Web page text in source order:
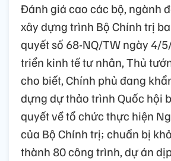
Đánh giá cao các bộ, ngành
xây dựng trình Bộ Chính trị
quyết số 68-NQ/TW ngày 4/
triển kinh tế tư nhân, Thủ
cho biết, Chính phủ đang
dựng dự thảo trình Quốc hội
quyết về tổ chức thực hiện
của Bộ Chính trị; chuẩn bị
thành 80 công trình, dự án